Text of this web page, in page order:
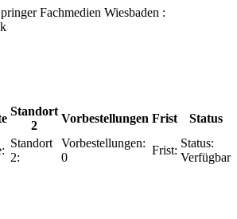
Fachmedien Wiesbaden :
Standort
2
Vorbestellungen Frist
Status
Standort
2:
Vorbestellungen:
0
Frist:
Status:
Verfügbar